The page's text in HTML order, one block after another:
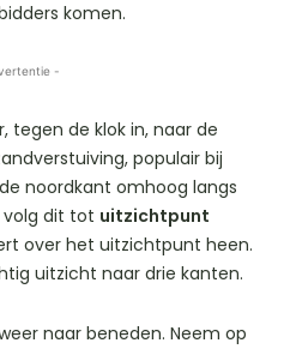
komen.
-
tegen de klok in, naar de
populair bij
noordkant omhoog langs
volg dit tot uitzichtpunt
over het uitzichtpunt heen.
uitzicht naar drie kanten.
naar beneden. Neem op